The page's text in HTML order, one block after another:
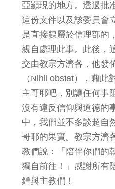
亞顯現的地方。透過批
這份文件以及該委員會
是直接隸屬於信理部的
親自處理此事。此後，
交由教宗方濟各，他發
（Nihil obstat），藉此
主哥耶吧，別讓任何事
沒有違反信仰與道德的
中，我們並不多談超自
哥耶的果實。教宗方濟
教們說：「陪伴你們的
獨自前往！」感謝所有
鐸與主教們！